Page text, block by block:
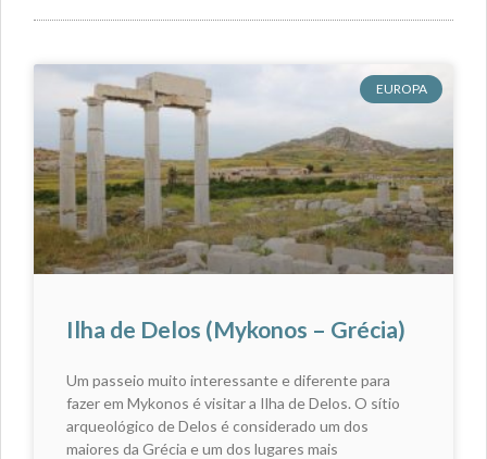
EUROPA
Ilha de Delos (Mykonos – Grécia)
Um passeio muito interessante e diferente para
fazer em Mykonos é visitar a Ilha de Delos. O sítio
arqueológico de Delos é considerado um dos
maiores da Grécia e um dos lugares mais